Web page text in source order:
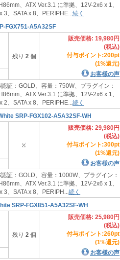
、ATX Ver.3.1 に準拠、12V-2x6 x 1、
、SATA x 8、PERIPHE... 続く
FGX751-A5A32SF
残り 2 個
販売価格: 19,980円
(税込)
付与ポイント:200pt
(1%還元)
お客様の声
証：GOLD、容量：750W、プラグイン：
、ATX Ver.3.1 に準拠、12V-2x6 x 1、
、SATA x 8、PERIPHE... 続く
SRP-FGX102-A5A32SF-WH
販売価格: 29,980円
(税込)
付与ポイント:300pt
(1%還元)
お客様の声
証：GOLD、容量：1000W、プラグイン：
、ATX Ver.3.1 に準拠、12V-2x6 x 1、
、SATA x 8、PERIPH... 続く
SRP-FGX851-A5A32SF-WH
残り 2 個
販売価格: 25,980円
(税込)
付与ポイント:260pt
(1%還元)
お客様の声